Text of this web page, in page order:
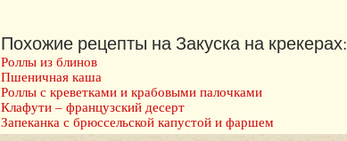
Похожие рецепты на Закуска на крекерах:
Роллы из блинов
Пшеничная каша
Роллы с креветками и крабовыми палочками
Клафути – французский десерт
Запеканка с брюссельской капустой и фаршем